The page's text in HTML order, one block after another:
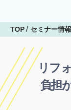
TOP セミナー情報
リフ
負担